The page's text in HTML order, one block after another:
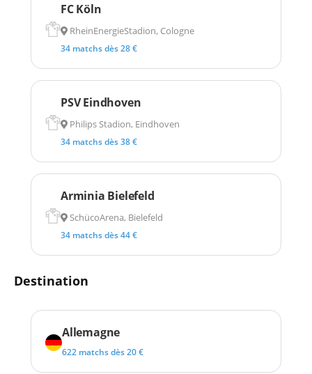
FC Köln
RheinEnergieStadion, Cologne
34 matchs dès 28 €
PSV Eindhoven
Philips Stadion, Eindhoven
34 matchs dès 38 €
Arminia Bielefeld
SchücoArena, Bielefeld
34 matchs dès 44 €
Destination
Allemagne
622 matchs dès 20 €